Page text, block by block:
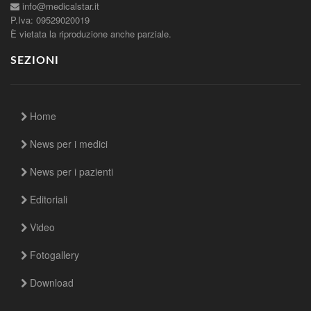
info@medicalstar.it
P.Iva: 09529020019
È vietata la riproduzione anche parziale.
SEZIONI
Home
News per i medici
News per i pazienti
Editoriali
Video
Fotogallery
Download